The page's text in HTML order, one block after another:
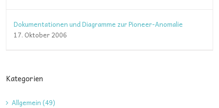
Dokumentationen und Diagramme zur Pioneer-Anomalie
17. Oktober 2006
Kategorien
Allgemein (49)